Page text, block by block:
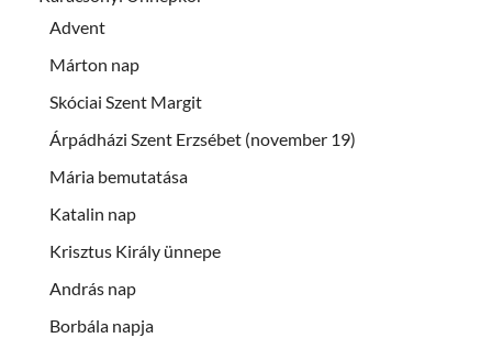
Advent
Márton nap
Skóciai Szent Margit
Árpádházi Szent Erzsébet (november 19)
Mária bemutatása
Katalin nap
Krisztus Király ünnepe
András nap
Borbála napja